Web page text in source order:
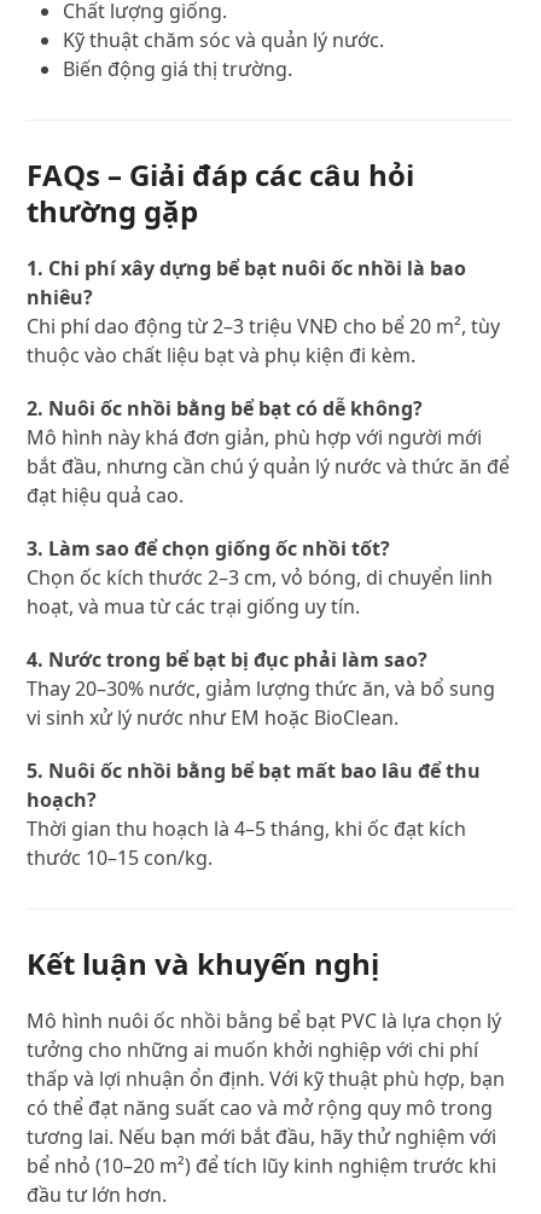
Chất lượng giống.
Kỹ thuật chăm sóc và quản lý nước.
Biến động giá thị trường.
FAQs – Giải đáp các câu hỏi
thường gặp
1. Chi phí xây dựng bể bạt nuôi ốc nhồi là bao
nhiêu?
Chi phí dao động từ 2–3 triệu VNĐ cho bể 20 m², tùy
thuộc vào chất liệu bạt và phụ kiện đi kèm.
2. Nuôi ốc nhồi bằng bể bạt có dễ không?
Mô hình này khá đơn giản, phù hợp với người mới
bắt đầu, nhưng cần chú ý quản lý nước và thức ăn để
đạt hiệu quả cao.
3. Làm sao để chọn giống ốc nhồi tốt?
Chọn ốc kích thước 2–3 cm, vỏ bóng, di chuyển linh
hoạt, và mua từ các trại giống uy tín.
4. Nước trong bể bạt bị đục phải làm sao?
Thay 20–30% nước, giảm lượng thức ăn, và bổ sung
vi sinh xử lý nước như EM hoặc BioClean.
5. Nuôi ốc nhồi bằng bể bạt mất bao lâu để thu
hoạch?
Thời gian thu hoạch là 4–5 tháng, khi ốc đạt kích
thước 10–15 con/kg.
Kết luận và khuyến nghị
Mô hình nuôi ốc nhồi bằng bể bạt PVC là lựa chọn lý
tưởng cho những ai muốn khởi nghiệp với chi phí
thấp và lợi nhuận ổn định. Với kỹ thuật phù hợp, bạn
có thể đạt năng suất cao và mở rộng quy mô trong
tương lai. Nếu bạn mới bắt đầu, hãy thử nghiệm với
bể nhỏ (10–20 m²) để tích lũy kinh nghiệm trước khi
đầu tư lớn hơn.